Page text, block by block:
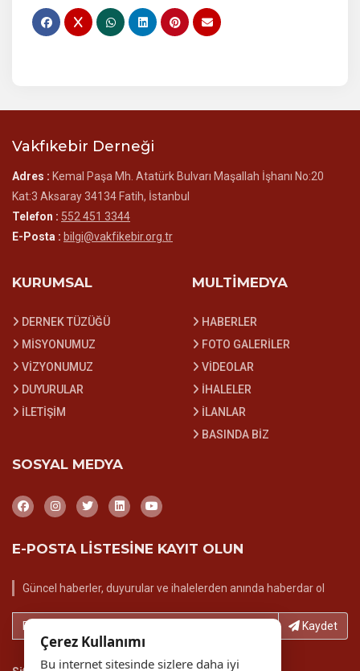
Vakfıkebir Derneği
Adres : Kemal Paşa Mh. Atatürk Bulvarı Maşallah İşhanı No:20
Kat:3 Aksaray 34134 Fatih, İstanbul
Telefon : 552 451 3344
E-Posta : bilgi@vakfikebir.org.tr
KURUMSAL
DERNEK TÜZÜĞÜ
MİSYONUMUZ
VİZYONUMUZ
DUYURULAR
İLETİŞİM
MULTİMEDYA
HABERLER
FOTO GALERİLER
VİDEOLAR
İHALELER
İLANLAR
BASINDA BİZ
SOSYAL MEDYA
E-POSTA LİSTESİNE KAYIT OLUN
Güncel haberler, duyurular ve ihalelerden anında haberdar ol
E-Posta adresinizi yazın... Kaydet
Çerez Kullanımı
Bu internet sitesinde sizlere daha iyi